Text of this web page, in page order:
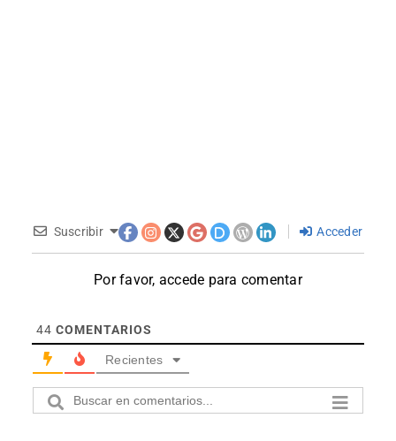
Suscribir Acceder
Por favor, accede para comentar
44 COMENTARIOS
Recientes